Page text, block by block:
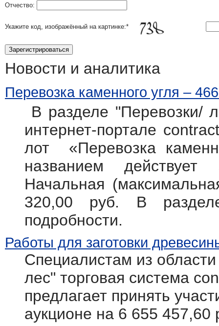
Отчество:
Укажите код, изображённый на картинке:*
Новости и аналитика
Перевозка каменного угля –
В разделе "Перевозки/
интернет-портале
лот «Перевозка
названием
Начальная
320,00 руб. В
подробности.
Работы для заготовки
Специалистам из
лес" торговая система
предлагает принять
аукционе на 6 655 457,60